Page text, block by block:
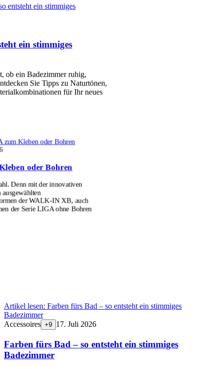
entsteht ein stimmiges
ein stimmiges
ob ein Badezimmer ruhig,
Sie Tipps zu Naturtönen,
für Ihr neues
zum Kleben oder Bohren
oder Bohren
Denn mit der innovativen
der WALK-IN XB, auch
der Serie LIGA ohne Bohren
Artikel lesen: Farben fürs Bad – so entsteht ein stimmiges
Badezimmer
Accessoires +9 17. Juli 2026
Farben fürs Bad – so entsteht ein stimmiges
Badezimmer